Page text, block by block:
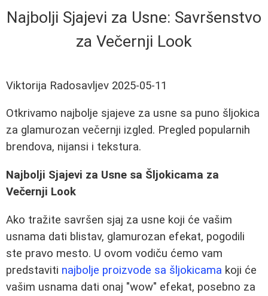
Najbolji Sjajevi za Usne: Savršenstvo
za Večernji Look
Viktorija Radosavljev 2025-05-11
Otkrivamo najbolje sjajeve za usne sa puno šljokica
za glamurozan večernji izgled. Pregled popularnih
brendova, nijansi i tekstura.
Najbolji Sjajevi za Usne sa Šljokicama za
Večernji Look
Ako tražite savršen sjaj za usne koji će vašim
usnama dati blistav, glamurozan efekat, pogodili
ste pravo mesto. U ovom vodiču ćemo vam
predstaviti najbolje proizvode sa šljokicama koji će
vašim usnama dati onaj "wow" efekat, posebno za